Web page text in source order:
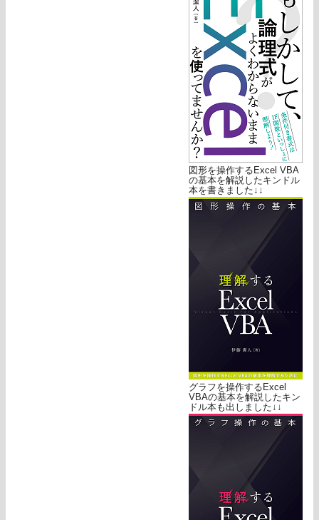
図形を操作するExcel VBA
の基本を解説したキンドル
本を書きました↓↓
グラフを操作するExcel
VBAの基本を解説したキン
ドル本も出しました↓↓